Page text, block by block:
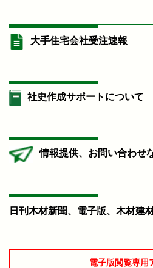
大手住宅会社受注速報
社史作成サポートについて
情報提供、お問い合わせ
日刊木材新聞、電子版、木材建
電子版閲覧専用